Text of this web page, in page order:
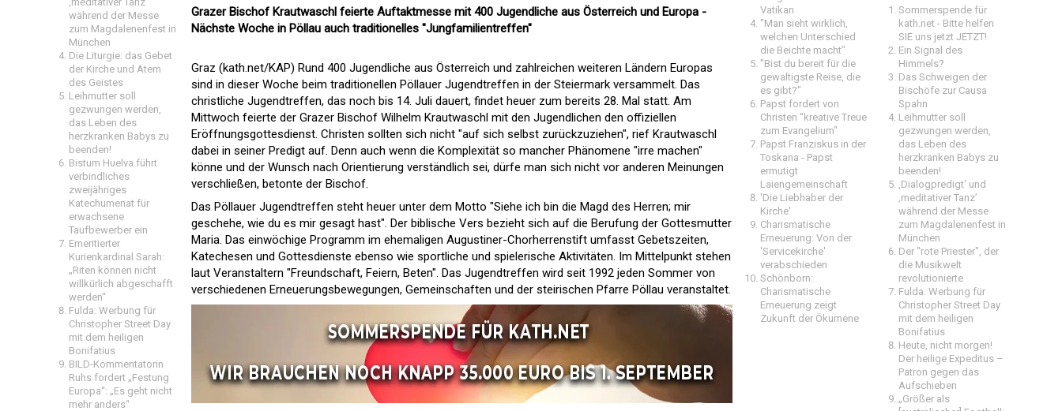
während der Messe
zum Magdalenenfest in
München
Die Liturgie: das Gebet
der Kirche und Atem
des Geistes
Leihmutter soll
gezwungen werden,
das Leben des
herzkranken Babys zu
beenden!
Bistum Huelva führt
verbindliches
zweijähriges
Katechumenat für
erwachsene
Taufbewerber ein
Emeritierter
Kurienkardinal Sarah:
„Riten können nicht
willkürlich abgeschafft
werden“
Fulda: Werbung für
Christopher Street Day
mit dem heiligen
Bonifatius
BILD-Kommentatorin
Ruhs fordert „Festung
Europa“: „Es geht nicht
mehr anders“
Grazer Bischof Krautwaschl feierte Auftaktmesse mit 400 Jugendliche aus Österreich und Europa -
Nächste Woche in Pöllau auch traditionelles "Jungfamilientreffen"
Graz (kath.net/KAP) Rund 400 Jugendliche aus Österreich und zahlreichen weiteren Ländern Europas
sind in dieser Woche beim traditionellen Pöllauer Jugendtreffen in der Steiermark versammelt. Das
christliche Jugendtreffen, das noch bis 14. Juli dauert, findet heuer zum bereits 28. Mal statt. Am
Mittwoch feierte der Grazer Bischof Wilhelm Krautwaschl mit den Jugendlichen den offiziellen
Eröffnungsgottesdienst. Christen sollten sich nicht "auf sich selbst zurückzuziehen", rief Krautwaschl
dabei in seiner Predigt auf. Denn auch wenn die Komplexität so mancher Phänomene "irre machen"
könne und der Wunsch nach Orientierung verständlich sei, dürfe man sich nicht vor anderen Meinungen
verschließen, betonte der Bischof.
Das Pöllauer Jugendtreffen steht heuer unter dem Motto "Siehe ich bin die Magd des Herren; mir
geschehe, wie du es mir gesagt hast". Der biblische Vers bezieht sich auf die Berufung der Gottesmutter
Maria. Das einwöchige Programm im ehemaligen Augustiner-Chorherrenstift umfasst Gebetszeiten,
Katechesen und Gottesdienste ebenso wie sportliche und spielerische Aktivitäten. Im Mittelpunkt stehen
laut Veranstaltern "Freundschaft, Feiern, Beten". Das Jugendtreffen wird seit 1992 jeden Sommer von
verschiedenen Erneuerungsbewegungen, Gemeinschaften und der steirischen Pfarre Pöllau veranstaltet.
Vatikan
"Man sieht wirklich,
welchen Unterschied
die Beichte macht"
"Bist du bereit für die
gewaltigste Reise, die
es gibt?"
Papst fordert von
Christen "kreative Treue
zum Evangelium"
Papst Franziskus in der
Toskana - Papst
ermutigt
Laiengemeinschaft
'Die Liebhaber der
Kirche'
Charismatische
Erneuerung: Von der
'Servicekirche'
verabschieden
Schönborn:
Charismatische
Erneuerung zeigt
Zukunft der Ökumene
Sommerspende für
kath.net - Bitte helfen
SIE uns jetzt JETZT!
Ein Signal des
Himmels?
Das Schweigen der
Bischöfe zur Causa
Spahn
Leihmutter soll
gezwungen werden,
das Leben des
herzkranken Babys zu
beenden!
‚Dialogpredigt‘ und
‚meditativer Tanz’
während der Messe
zum Magdalenenfest in
München
Der "rote Priester", der
die Musikwelt
revolutionierte
Fulda: Werbung für
Christopher Street Day
mit dem heiligen
Bonifatius
Heute, nicht morgen!
Der heilige Expeditus –
Patron gegen das
Aufschieben
„Größer als